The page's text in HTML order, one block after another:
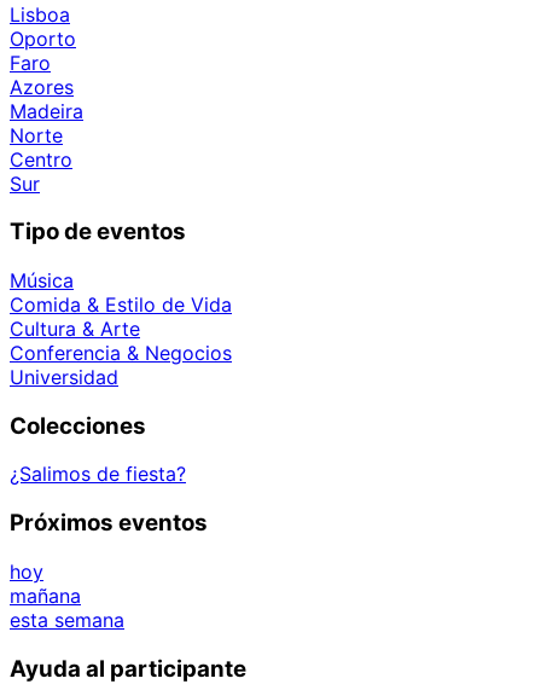
Lisboa
Oporto
Faro
Azores
Madeira
Norte
Centro
Sur
Tipo de eventos
Música
Comida & Estilo de Vida
Cultura & Arte
Conferencia & Negocios
Universidad
Colecciones
¿Salimos de fiesta?
Próximos eventos
hoy
mañana
esta semana
Ayuda al participante